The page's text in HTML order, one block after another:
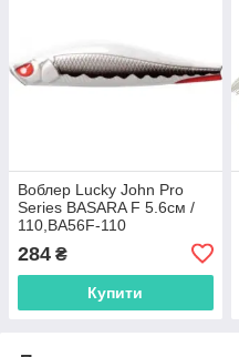
Воблер Lucky John Pro
Series BASARA F 5.6см /
110,BA56F-110
284 ₴
Купити